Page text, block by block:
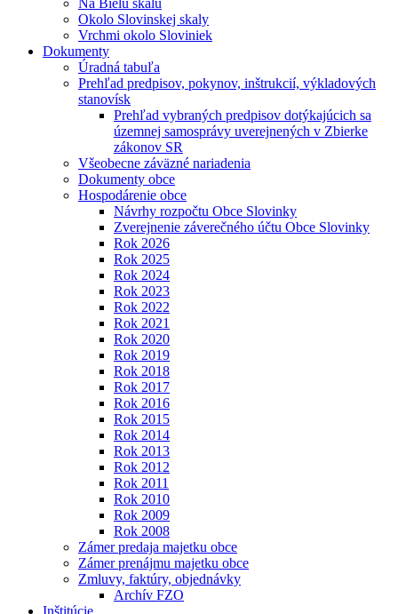
Na Bielu skalu
Okolo Slovinskej skaly
Vrchmi okolo Sloviniek
Dokumenty
Úradná tabuľa
Prehľad predpisov, pokynov, inštrukcií, výkladových
stanovísk
Prehľad vybraných predpisov dotýkajúcich sa
územnej samosprávy uverejnených v Zbierke
zákonov SR
Všeobecne záväzné nariadenia
Dokumenty obce
Hospodárenie obce
Návrhy rozpočtu Obce Slovinky
Zverejnenie záverečného účtu Obce Slovinky
Rok 2026
Rok 2025
Rok 2024
Rok 2023
Rok 2022
Rok 2021
Rok 2020
Rok 2019
Rok 2018
Rok 2017
Rok 2016
Rok 2015
Rok 2014
Rok 2013
Rok 2012
Rok 2011
Rok 2010
Rok 2009
Rok 2008
Zámer predaja majetku obce
Zámer prenájmu majetku obce
Zmluvy, faktúry, objednávky
Archív FZO
Inštitúcie